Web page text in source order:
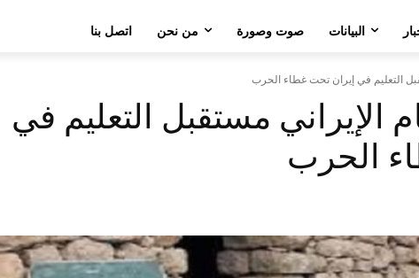
البيانات صوت وصورة من نحن اتصل بنا
التعليم في إيران تحت غطاء الحرب
الإيراني مستقبل التعليم في
الحرب